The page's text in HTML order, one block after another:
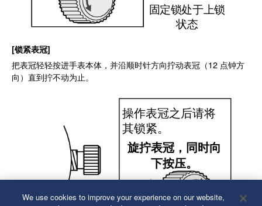
固定锁处于上锁
状态
[锁紧表冠]
把表冠轻轻按进手表本体，并沿顺时针方向拧动表冠（12 点钟方
向）直到拧不动为止。
操作表冠之后请将
其锁紧。
旋拧表冠，同时向
下按压。
We use cookies to improve your experience on our website,